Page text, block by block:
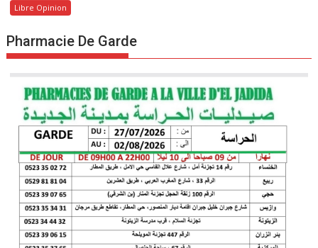
Libre Opinion
Pharmacie De Garde